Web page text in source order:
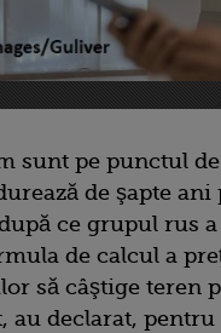
sunt pe punctul
de şapte ani
ce grupul rus a
de calcul a
să câştige teren
au declarat,